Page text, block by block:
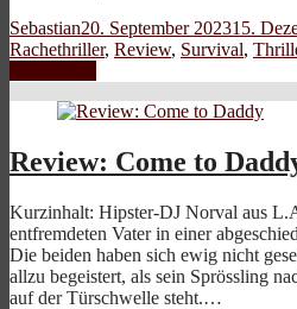
Sebastian20. September 202315.
Rachethriller, Review, Survival,
Review: Come to
Kurzinhalt: Hipster-DJ Norval aus
entfremdeten Vater in einer
Die beiden haben sich ewig nicht
allzu begeistert, als sein Sprössling
auf der Türschwelle steht.…